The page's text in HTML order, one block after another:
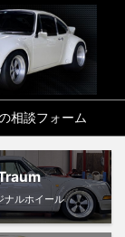
相談フォーム
ナルホイール